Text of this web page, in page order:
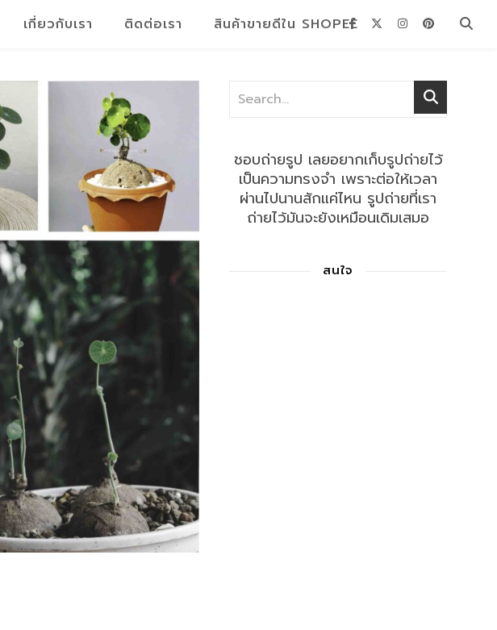
เกี่ยวกับเรา ติดต่อเรา สินค้าขายดีใน SHOPEE
ชอบถ่ายรูป เลยอยากเก็บรูปถ่ายไว้
เป็นความทรงจำ เพราะต่อให้เวลา
ผ่านไปนานสักแค่ไหน รูปถ่ายที่เรา
ถ่ายไว้มันจะยังเหมือนเดิมเสมอ
สนใจ